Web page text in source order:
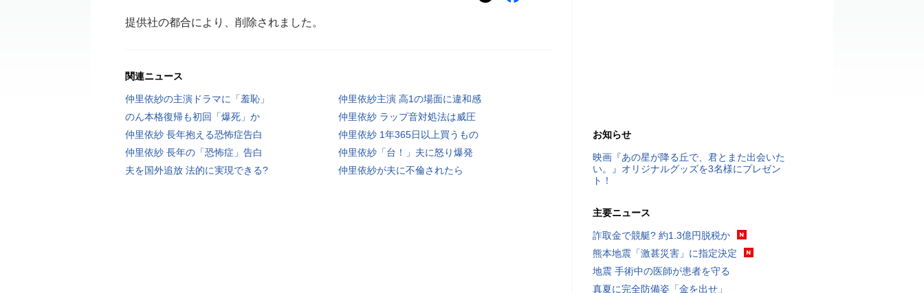
提供社の都合により、削除されました。
関連ニュース
仲里依紗の主演ドラマに「羞恥」
仲里依紗主演 高1の場面に違和感
のん本格復帰も初回「爆死」か
仲里依紗 ラップ音対処法は威圧
仲里依紗 長年抱える恐怖症告白
仲里依紗 1年365日以上買うもの
仲里依紗 長年の「恐怖症」告白
仲里依紗「台！」夫に怒り爆発
夫を国外追放 法的に実現できる?
仲里依紗が夫に不倫されたら
お知らせ
映画『あの星が降る丘で、君とまた出会いた
い。』オリジナルグッズを3名様にプレゼン
ト！
主要ニュース
詐取金で競艇? 約1.3億円脱税か
熊本地震「激甚災害」に指定決定
地震 手術中の医師が患者を守る
真夏に完全防備姿「金を出せ」